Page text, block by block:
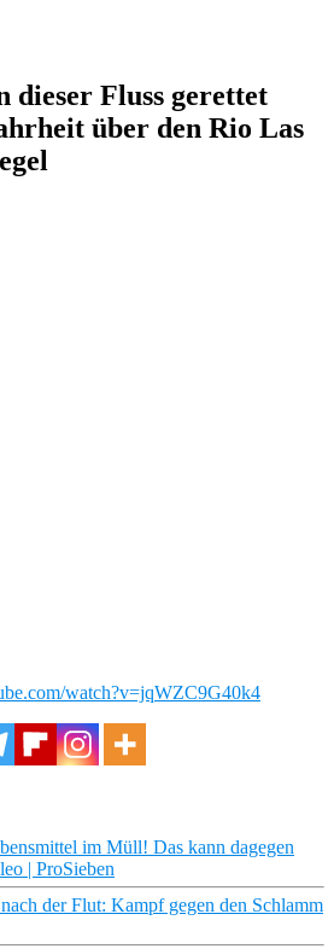
Fluss gerettet
über den Rio Las
watch?v=jqWZC9G40k4
im Müll! Das kann dagegen
| ProSieben
der Flut: Kampf gegen den Schlamm